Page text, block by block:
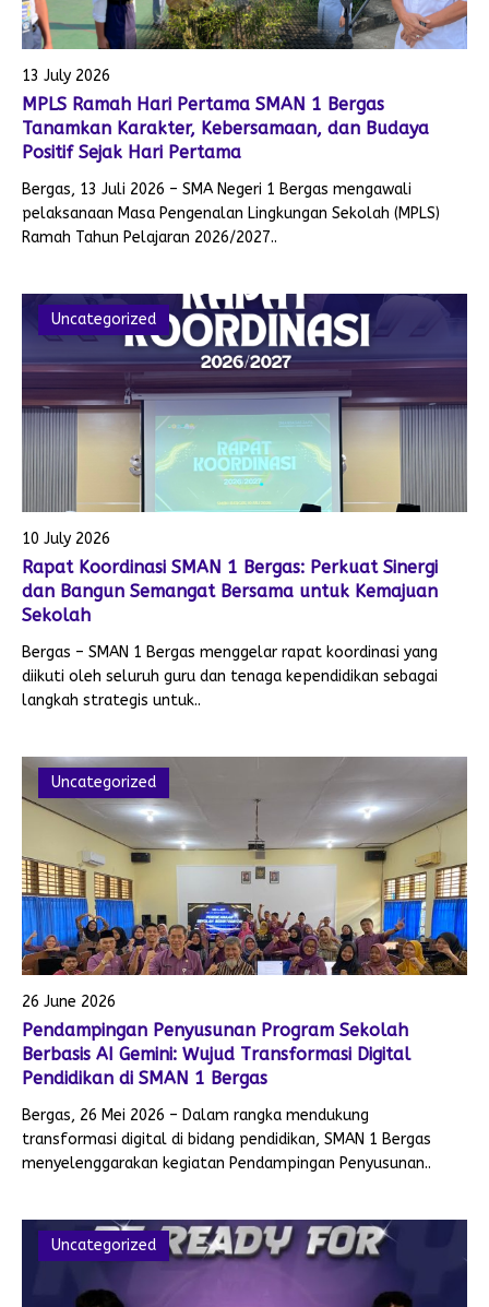
13 July 2026
MPLS Ramah Hari Pertama SMAN 1 Bergas
Tanamkan Karakter, Kebersamaan, dan Budaya
Positif Sejak Hari Pertama
Bergas, 13 Juli 2026 – SMA Negeri 1 Bergas mengawali
pelaksanaan Masa Pengenalan Lingkungan Sekolah (MPLS)
Ramah Tahun Pelajaran 2026/2027..
Uncategorized
10 July 2026
Rapat Koordinasi SMAN 1 Bergas: Perkuat Sinergi
dan Bangun Semangat Bersama untuk Kemajuan
Sekolah
Bergas – SMAN 1 Bergas menggelar rapat koordinasi yang
diikuti oleh seluruh guru dan tenaga kependidikan sebagai
langkah strategis untuk..
Uncategorized
26 June 2026
Pendampingan Penyusunan Program Sekolah
Berbasis AI Gemini: Wujud Transformasi Digital
Pendidikan di SMAN 1 Bergas
Bergas, 26 Mei 2026 – Dalam rangka mendukung
transformasi digital di bidang pendidikan, SMAN 1 Bergas
menyelenggarakan kegiatan Pendampingan Penyusunan..
Uncategorized